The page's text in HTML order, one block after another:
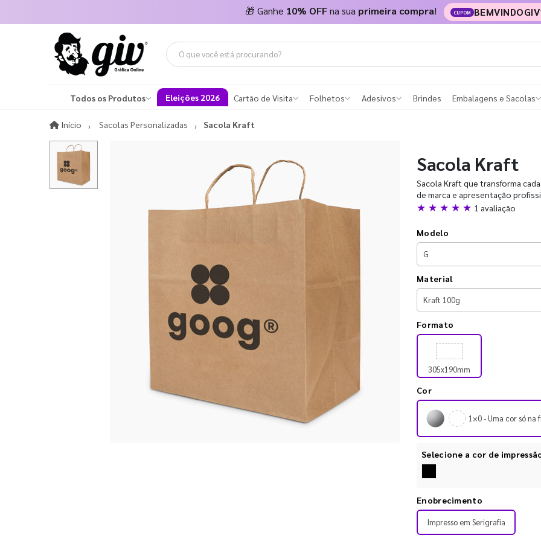
🎁 Ganhe 10% OFFna sua primeira compra! CUPOM
Todos os Produtos Eleições 2026 Cartão de Visita Folhetos Adesivos Brindes Embalagens e Sacolas
Início InícioSacolas Personalizadas Sacola Kraft
Sacola Kraft
Sacola Kraft que transforma
de marca e apresentação
★ ★ ★ ★ ★ 1 avaliação
Modelo
Material
Formato
305x190mm
Cor
1×0 - Uma cor só na
Selecione a cor de
Enobrecimento
Impresso em Serigrafia